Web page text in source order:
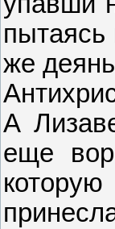
пытаясь
же
А
еще